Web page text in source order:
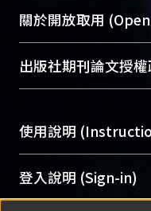
成果。
To permanently
profiles and
services of “NTU
Sciences Library)
關於開放取用 (Open
開放取用是從使用
動，應用在學術研
用逐年攀升。同時
Archive）平台。 （
出版社期刊論文授
含部分內容的版
助與合作完成，
意提供此授權。
Please represent
使用說明
網站簡介
使用手冊
登入說明 (Sign-in)